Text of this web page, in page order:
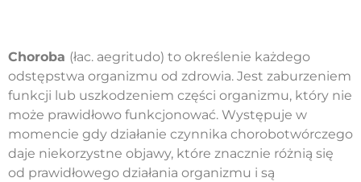
Choroba (łac. aegritudo) to określenie każdego
odstępstwa organizmu od zdrowia. Jest zaburzeniem
funkcji lub uszkodzeniem części organizmu, który nie
może prawidłowo funkcjonować. Występuje w
momencie gdy działanie czynnika chorobotwórczego
daje niekorzystne objawy, które znacznie różnią się
od prawidłowego działania organizmu i są